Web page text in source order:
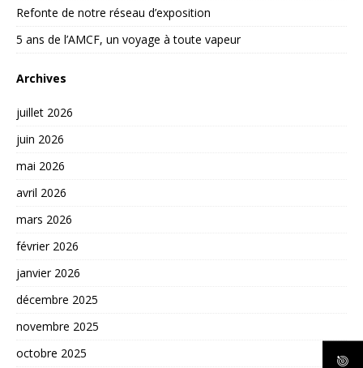
Refonte de notre réseau d’exposition
5 ans de l’AMCF, un voyage à toute vapeur
Archives
juillet 2026
juin 2026
mai 2026
avril 2026
mars 2026
février 2026
janvier 2026
décembre 2025
novembre 2025
octobre 2025